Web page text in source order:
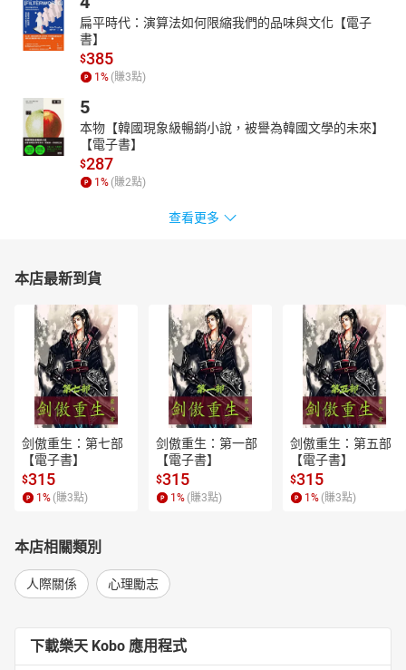
扁平時代：演算法如何限縮我們的品味與文化【電子
書】
$385
1% (賺3點)
5
本物【韓國現象級暢銷小說，被譽為韓國文學的未來】
【電子書】
$287
1% (賺2點)
查看更多
本店最新到貨
剑傲重生：第七部
【電子書】
$315
1 % (賺3點)
剑傲重生：第一部
【電子書】
$315
1 % (賺3點)
剑傲重生：第五部
【電子書】
$315
1 % (賺3點)
本店相關類別
人際關係 心理勵志
下載樂天 Kobo 應用程式